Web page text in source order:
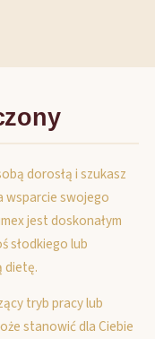
dorosłą i szukasz
wsparcie swojego
jest doskonałym
słodkiego lub
dietę.
tryb pracy lub
stanowić dla Ciebie